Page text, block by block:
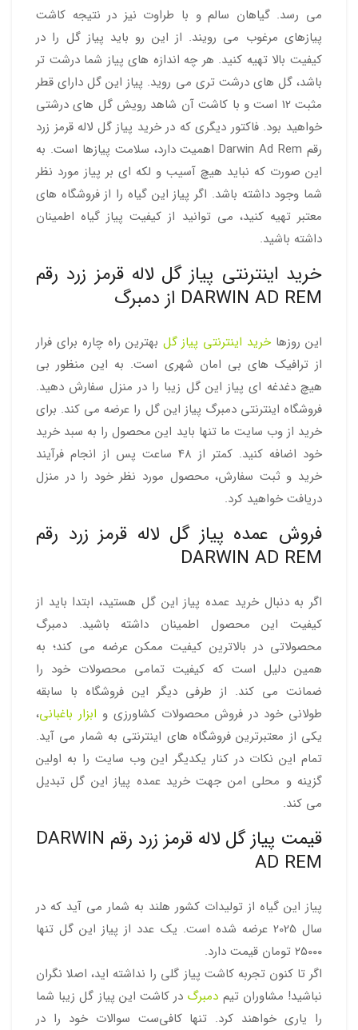
می رسد. گیاهان سالم و با طراوت نیز در نتیجه کاشت
پیازهای مرغوب می رویند. از این رو باید پیاز گل را در
کیفیت بالا تهیه کنید. هر چه اندازه های پیاز شما درشت تر
باشد، گل های درشت تری می روید. پیاز این گل دارای قطر
مثبت 12 است و با کاشت آن شاهد رویش گل های درشتی
خواهید بود. فاکتور دیگری که در خرید پیاز گل لاله قرمز زرد
رقم Darwin Ad Rem اهمیت دارد، سلامت پیازها است. به
این صورت که نباید هیچ آسیب و لکه ای بر پیاز مورد نظر
شما وجود داشته باشد. اگر پیاز این گیاه را از فروشگاه های
معتبر تهیه کنید، می توانید از کیفیت پیاز گیاه اطمینان
داشته باشید.
خرید اینترنتی پیاز گل لاله قرمز زرد رقم
DARWIN AD REM از دمبرگ
این روزها خرید اینترنتی پیاز گل بهترین راه چاره برای فرار
از ترافیک های بی امان شهری است. به این منظور بی
هیچ دغدغه ای پیاز این گل زیبا را در منزل سفارش دهید.
فروشگاه اینترنتی دمبرگ پیاز این گل را عرضه می کند. برای
خرید از وب سایت ما تنها باید این محصول را به سبد خرید
خود اضافه کنید. کمتر از 48 ساعت پس از انجام فرآیند
خرید و ثبت سفارش، محصول مورد نظر خود را در منزل
دریافت خواهید کرد.
فروش عمده پیاز گل لاله قرمز زرد رقم
DARWIN AD REM
اگر به دنبال خرید عمده پیاز این گل هستید، ابتدا باید از
کیفیت این محصول اطمینان داشته باشید. دمبرگ
محصولاتی در بالاترین کیفیت ممکن عرضه می کند؛ به
همین دلیل است که کیفیت تمامی محصولات خود را
ضمانت می کند. از طرفی دیگر این فروشگاه با سابقه
طولانی خود در فروش محصولات کشاورزی و ابزار باغبانی،
یکی از معتبرترین فروشگاه های اینترنتی به شمار می آید.
تمام این نکات در کنار یکدیگر این وب سایت را به اولین
گزینه و محلی امن جهت خرید عمده پیاز این گل تبدیل
می کند.
قیمت پیاز گل لاله قرمز زرد رقم DARWIN
AD REM
پیاز این گیاه از تولیدات کشور هلند به شمار می آید که در
سال 2025 عرضه شده است. یک عدد از پیاز این گل تنها
۲۵۰۰۰ تومان قیمت دارد.
اگر تا کنون تجربه کاشت پیاز گلی را نداشته اید، اصلا نگران
نباشید! مشاوران تیم دمبرگ در کاشت این پیاز گل زیبا شما
را یاری خواهند کرد. تنها کافی‌ست سوالات خود را در